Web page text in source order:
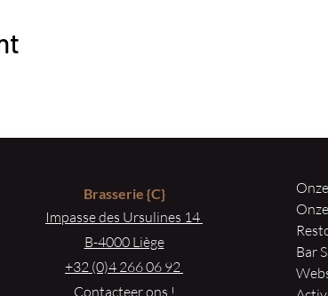
Brasserie{C}
Impasse des Ursulines 14
B-4000 Liège
+32 (0)4 266 06 92
Contacteer ons !
Bar